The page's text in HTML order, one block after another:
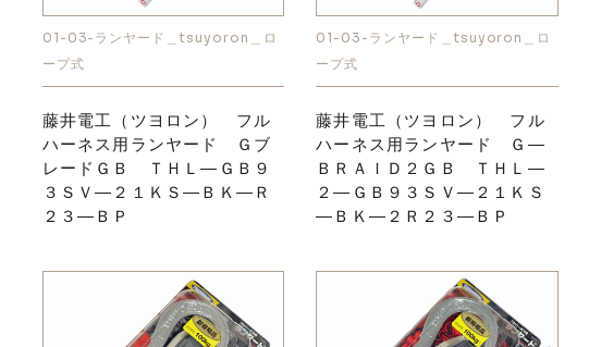
01-03-ランヤード＿tsuyoron＿ロ
ープ式
藤井電工（ツヨロン） フル
ハーネス用ランヤード Ｇブ
レードＧＢ ＴＨＬ―ＧＢ９
３ＳＶ―２１ＫＳ―ＢＫ―Ｒ
２３―ＢＰ
01-03-ランヤード＿tsuyoron＿ロ
ープ式
藤井電工（ツヨロン） フル
ハーネス用ランヤード Ｇ―
ＢＲＡＩＤ２ＧＢ ＴＨＬ―
２―ＧＢ９３ＳＶ―２１ＫＳ
―ＢＫ―２Ｒ２３―ＢＰ